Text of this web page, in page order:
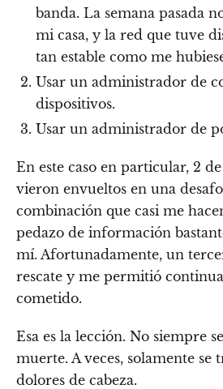
banda. La semana pasada
mi casa, y la red que tuve
tan estable como me
Usar un administrador de
dispositivos.
Usar un administrador de
En este caso en particular, 2
vieron envueltos en una
combinación que casi me
pedazo de información
mí. Afortunadamente, un
rescate y me permitió
cometido.
Esa es la lección. No siempre
muerte. A veces, solamente se
dolores de cabeza.